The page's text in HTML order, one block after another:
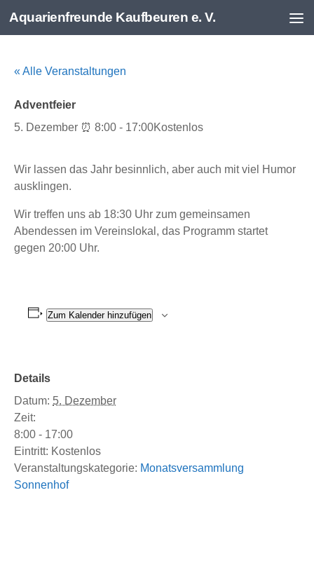
Zum Inhalt springen
Aquarienfreunde Kaufbeuren e. V.
« Alle Veranstaltungen
Adventfeier
5. Dezember ⏰ 8:00 - 17:00Kostenlos
Wir lassen das Jahr besinnlich, aber auch mit viel Humor
ausklingen.
Wir treffen uns ab 18:30 Uhr zum gemeinsamen
Abendessen im Vereinslokal, das Programm startet
gegen 20:00 Uhr.
Zum Kalender hinzufügen
Details
Datum: 5. Dezember
Zeit:
8:00 - 17:00
Eintritt: Kostenlos
Veranstaltungskategorie: Monatsversammlung
Sonnenhof